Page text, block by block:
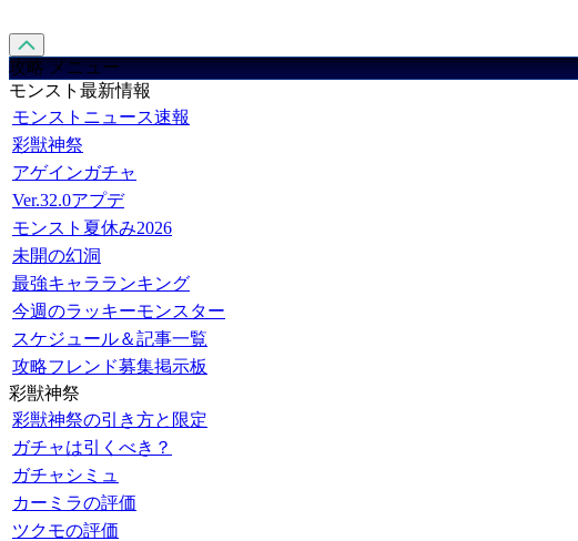
攻略 メニュー
モンスト最新情報
モンストニュース速報
彩獣神祭
アゲインガチャ
Ver.32.0アプデ
モンスト夏休み2026
未開の幻洞
最強キャラランキング
今週のラッキーモンスター
スケジュール＆記事一覧
攻略フレンド募集掲示板
彩獣神祭
彩獣神祭の引き方と限定
ガチャは引くべき？
ガチャシミュ
カーミラの評価
ツクモの評価